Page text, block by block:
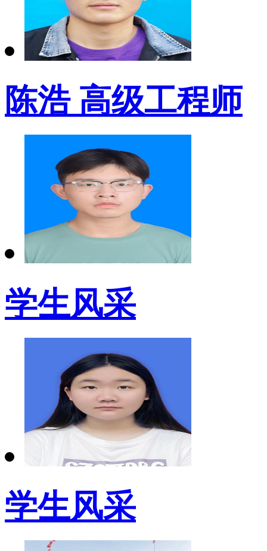
陈浩 高级工程师
学生风采
学生风采